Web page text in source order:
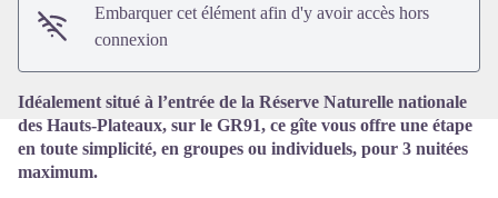
Embarquer cet élément afin d'y avoir accès hors
connexion
Idéalement situé à l’entrée de la Réserve Naturelle nationale
des Hauts-Plateaux, sur le GR91, ce gîte vous offre une étape
en toute simplicité, en groupes ou individuels, pour 3 nuitées
maximum.